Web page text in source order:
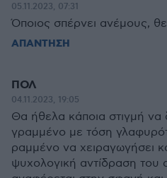
05.11.2023, 07:31
Όποιος σπέρνει ανέμους,
ΑΠΑΝΤΗΣΗ
ΠΟΛ
04.11.2023, 19:05
Θα ήθελα κάποια στιγμή
γραμμένο με τόση
ραμμένο να χειραγωγήσει
ψυχολογική αντίδραση του